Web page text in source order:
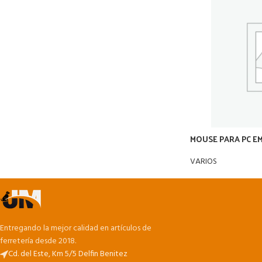
MOUSE PARA PC
VARIOS
Entregando la mejor calidad en artículos de
ferretería desde 2018.
Cd. del Este, Km 5/5 Delfin Benitez